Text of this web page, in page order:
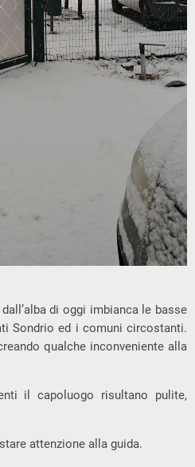
di oggi imbianca le basse
Sondrio ed i comuni circostanti.
qualche inconveniente alla
il capoluogo risultano pulite,
attenzione alla guida.